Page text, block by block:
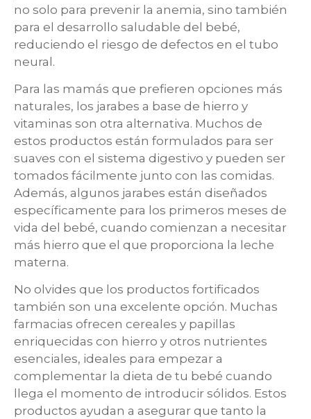
no solo para prevenir la anemia, sino también
para el desarrollo saludable del bebé,
reduciendo el riesgo de defectos en el tubo
neural.
Para las mamás que prefieren opciones más
naturales, los jarabes a base de hierro y
vitaminas son otra alternativa. Muchos de
estos productos están formulados para ser
suaves con el sistema digestivo y pueden ser
tomados fácilmente junto con las comidas.
Además, algunos jarabes están diseñados
específicamente para los primeros meses de
vida del bebé, cuando comienzan a necesitar
más hierro que el que proporciona la leche
materna.
No olvides que los productos fortificados
también son una excelente opción. Muchas
farmacias ofrecen cereales y papillas
enriquecidas con hierro y otros nutrientes
esenciales, ideales para empezar a
complementar la dieta de tu bebé cuando
llega el momento de introducir sólidos. Estos
productos ayudan a asegurar que tanto la